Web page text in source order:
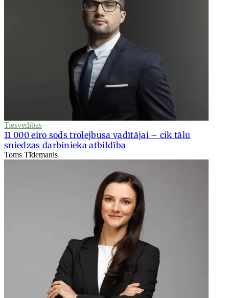
Tiesvedības
11 000 eiro sods trolejbusa vadītājai – cik tālu
sniedzas darbinieka atbildība
Toms Tīdemanis